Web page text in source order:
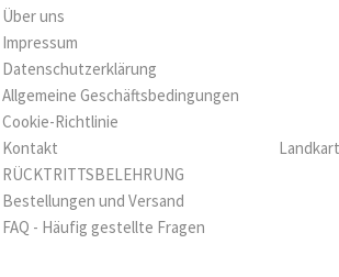
Über uns
Impressum
Datenschutzerklärung
Allgemeine Geschäftsbedingungen
Cookie-Richtlinie
Kontakt
RÜCKTRITTSBELEHRUNG
Bestellungen und Versand
FAQ - Häufig gestellte Fragen